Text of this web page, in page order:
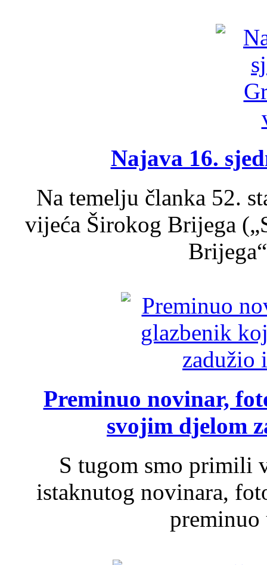
Najava 16.
Na temelju članka 52.
vijeća Širokog Brijega
Preminuo novinar,
svojim djelom
S tugom smo primili
istaknutog novinara,